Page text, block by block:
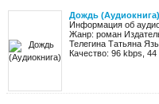
Дождь (Аудиокнига)
Информация об
Жанр: роман
Телегина Татьяна
Качество: 96 kbps,